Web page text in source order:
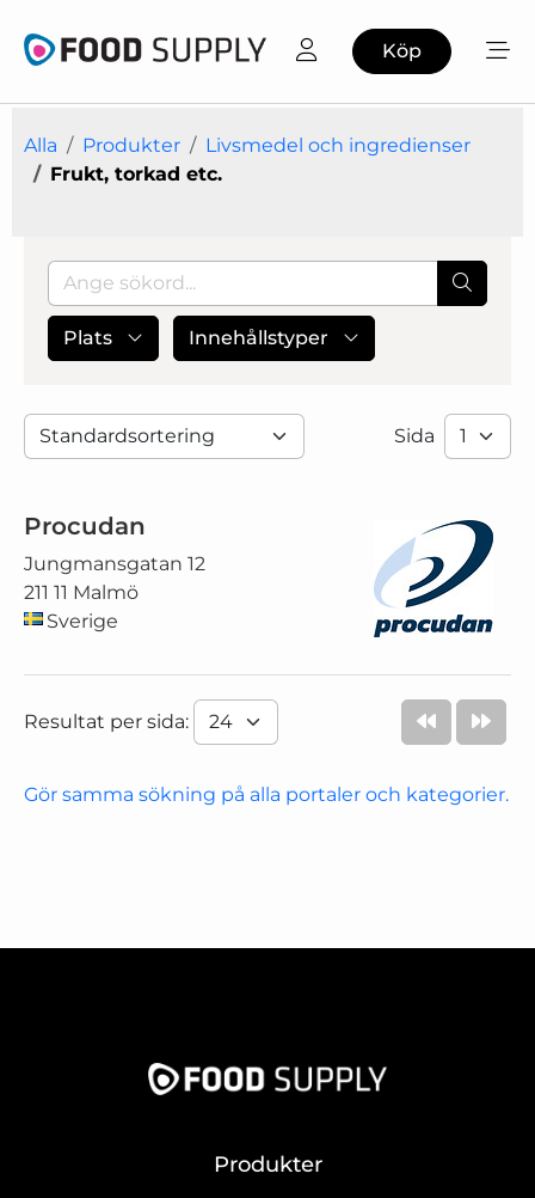
Köp
Alla Produkter
Livsmedel och ingredienser
Frukt, torkad etc.
Plats Innehållstyper
Sida
Procudan
Jungmansgatan 12
211 11 Malmö
Sverige
Resultat per sida:
Gör samma sökning på alla portaler och kategorier.
Produkter